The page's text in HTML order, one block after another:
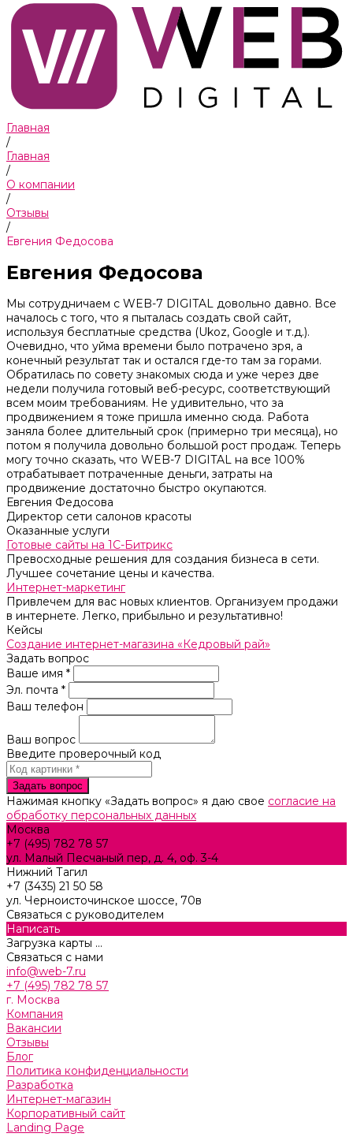
Главная
/
Главная
/
О компании
/
Отзывы
/
Евгения Федосова
Евгения Федосова
Мы сотрудничаем с WEB-7 DIGITAL довольно давно. Все
началось с того, что я пыталась создать свой сайт,
используя бесплатные средства (Ukoz, Google и т.д.).
Очевидно, что уйма времени было потрачено зря, а
конечный результат так и остался где-то там за горами.
Обратилась по совету знакомых сюда и уже через две
недели получила готовый веб-ресурс, соответствующий
всем моим требованиям. Не удивительно, что за
продвижением я тоже пришла именно сюда. Работа
заняла более длительный срок (примерно три месяца), но
потом я получила довольно большой рост продаж. Теперь
могу точно сказать, что WEB-7 DIGITAL на все 100%
отрабатывает потраченные деньги, затраты на
продвижение достаточно быстро окупаются.
Евгения Федосова
Директор сети салонов красоты
Оказанные услуги
Готовые сайты на 1С-Битрикс
Превосходные решения для создания бизнеса в сети.
Лучшее сочетание цены и качества.
Интернет-маркетинг
Привлечем для вас новых клиентов. Организуем продажи
в интернете. Легко, прибыльно и результативно!
Кейсы
Создание интернет-магазина «Кедровый рай»
Задать вопрос
Ваше имя *
Эл. почта *
Ваш телефон
Ваш вопрос
Введите проверочный код
Нажимая кнопку «Задать вопрос» я даю свое согласие на
обработку персональных данных
Москва
+7 (495) 782 78 57
ул. Малый Песчаный пер, д. 4, оф. 3-4
Нижний Тагил
+7 (3435) 21 50 58
ул. Черноисточинское шоссе, 70в
Связаться с руководителем
Написать
Загрузка карты ...
Связаться с нами
info@web-7.ru
+7 (495) 782 78 57
г. Москва
Компания
Вакансии
Отзывы
Блог
Политика конфиденциальности
Разработка
Интернет-магазин
Корпоративный сайт
Landing Page